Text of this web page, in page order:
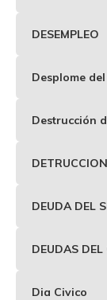
DESEMPLEO
Desplome
Destrucción
DEUDA DEL
DEUDAS
Dia Civico